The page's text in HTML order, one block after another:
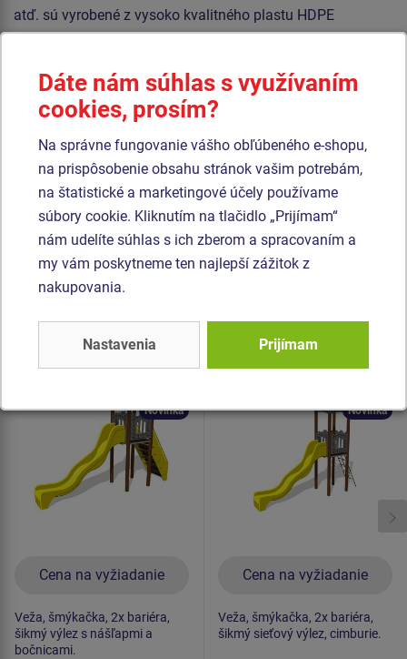
atď. sú vyrobené z vysoko kvalitného plastu HDPE
(celoprefarbený polyetylén s vysokou hustotou, ktorýsa
UV žiareniu a hlavne bezpečnosťou, pretože je nelámavý a
nehrozí tak žiadne nebezpečenstvo zranenia detí ostrými
laminát opatrený protišmykom, ktorý sa vyznačuje vysokou
farebnou stálosťou, odolnosťou proti poškriabaniu a
odolnosťou proti vode). Všetok spojovací materiál je
pozinkovaný alebo nerezový.
Podobný
Cena na vyžiadanie
Novinka
Veža, šmýkačka, 2x bariéra,
šikmý výlez s nášľapmi a
bočnicami.
Cena na vyžiadanie
Novinka
Veža, šmýkačka, 2x bariéra,
šikmý sieťový výlez, cimburie.
Dáte nám súhlas s využívaním
cookies, prosím?
Na správne fungovanie vášho obľúbeného e-shopu,
na prispôsobenie obsahu stránok vašim potrebám,
na štatistické a marketingové účely používame
súbory cookie. Kliknutím na tlačidlo „Prijímam“
nám udelíte súhlas s ich zberom a spracovaním a
my vám poskytneme ten najlepší zážitok z
nakupovania.
Nastavenia Prijímam